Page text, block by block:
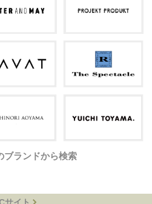
ランドから検索